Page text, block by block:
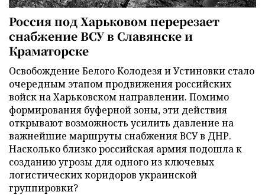
Россия под Харьковом перерезает
снабжение ВСУ в Славянске и
Краматорске
Освобождение Белого Колодезя и Устиновки стало
очередным этапом продвижения российских
войск на Харьковском направлении. Помимо
формирования буферной зоны, эти действия
открывают возможность усилить давление на
важнейшие маршруты снабжения ВСУ в ДНР.
Насколько близко российская армия подошла к
созданию угрозы для одного из ключевых
логистических коридоров украинской
группировки?